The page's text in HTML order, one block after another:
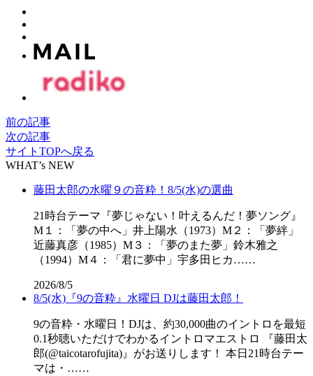
前の記事
次の記事
サイトTOPへ戻る
WHAT’s NEW
藤田太郎の水曜９の音粋！8/5(水)の選曲
21時台テーマ『夢じゃない！叶えるんだ！夢ソング』
M１：「夢の中へ」井上陽水（1973）M２：「夢絆」
近藤真彦（1985）M３：「夢のまた夢」鈴木雅之
（1994）M４：「君に夢中」宇多田ヒカ……
2026/8/5
8/5(水)『9の音粋』水曜日 DJは藤田太郎！
9の音粋・水曜日！DJは、約30,000曲のイントロを最短
0.1秒聴いただけでわかるイントロマエストロ 『藤田太
郎(@taicotarofujita)』がお送りします！ 本日21時台テー
マは・……